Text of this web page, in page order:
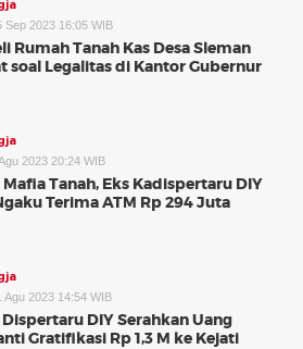
Sep 2023 16:05 WIB
Rumah Tanah Kas Desa Sleman
soal Legalitas di Kantor Gubernur
2023 20:24 WIB
Tanah, Eks Kadispertaru DIY
Terima ATM Rp 294 Juta
Agu 2023 14:54 WIB
DIY Serahkan Uang
Gratifikasi Rp 1,3 M ke Kejati